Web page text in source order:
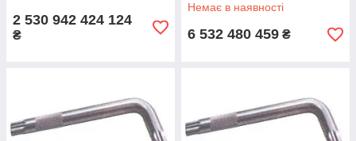
2 530 942 424 124
₴
Немає в наявності
6 532 480 459 ₴